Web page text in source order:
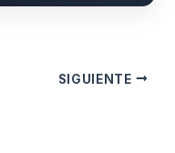
SIGUIENTE